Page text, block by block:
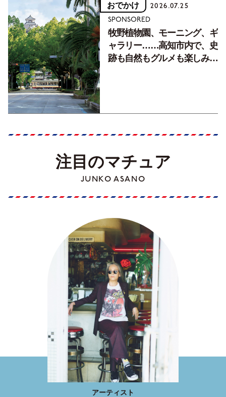
おでかけ 2026.07.25
SPONSORED
牧野植物園、モーニング、ギ
ャラリー……高知市内で、史
跡も自然もグルメも楽しみ尽
注目のマチュア
JUNKO ASANO
アーティスト